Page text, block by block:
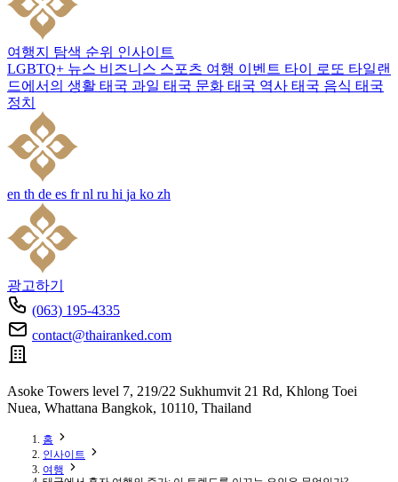
여행지 탐색 순위 인사이트
LGBTQ+ 뉴스 비즈니스 스포츠 여행 이벤트 타이 로또 타일랜
드에서의 생활 태국 과일 태국 문화 태국 역사 태국 음식 태국
정치
en th de es fr nl ru hi ja ko zh
광고하기
(063) 195-4335
contact@thairanked.com
Asoke Towers level 7, 219/22 Sukhumvit 21 Rd, Khlong Toei
Nuea, Whattana Bangkok, 10110, Thailand
홈
인사이트
여행